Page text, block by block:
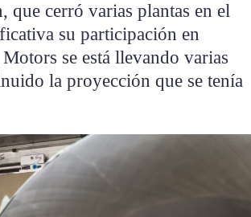
que cerró varias plantas en el
su participación en
se está llevando varias
la proyección que se tenía